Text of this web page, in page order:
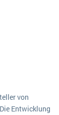
von
Entwicklung